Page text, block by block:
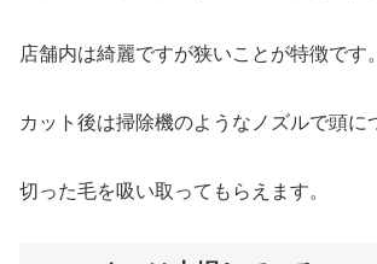
店舗内は綺麗ですが狭いことが特徴です。
カット後は掃除機のようなノズルで頭に
切った毛を吸い取ってもらえます。